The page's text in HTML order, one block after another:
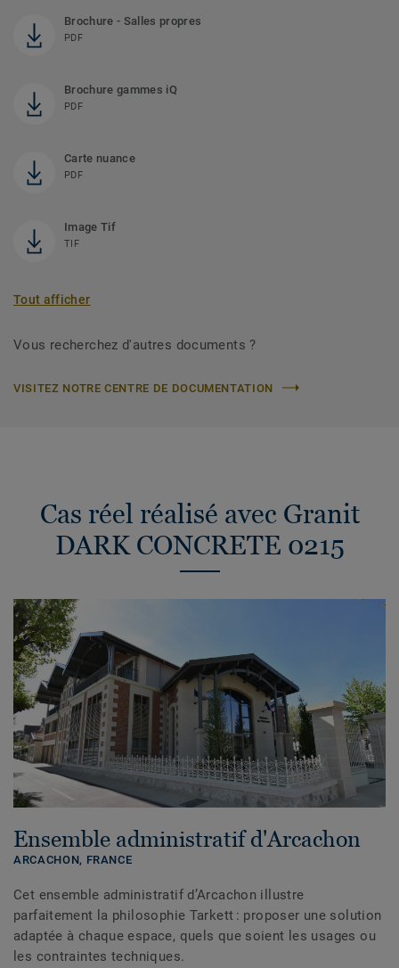
Brochure - Salles propres
PDF
Brochure gammes iQ
PDF
Carte nuance
PDF
Image Tif
TIF
Tout afficher
Vous recherchez d'autres documents ?
VISITEZ NOTRE CENTRE DE DOCUMENTATION
Cas réel réalisé avec Granit
DARK CONCRETE 0215
Ensemble administratif d'Arcachon
ARCACHON, FRANCE
Cet ensemble administratif d’Arcachon illustre
parfaitement la philosophie Tarkett : proposer une solution
adaptée à chaque espace, quels que soient les usages ou
les contraintes techniques.